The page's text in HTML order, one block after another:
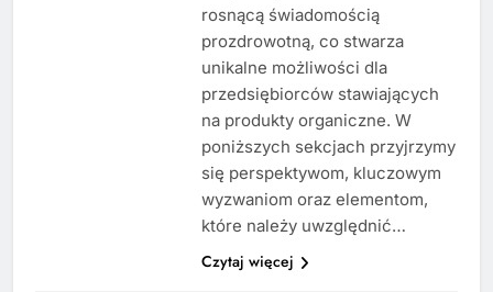
rosnącą świadomością
prozdrowotną, co stwarza
unikalne możliwości dla
przedsiębiorców stawiających
na produkty organiczne. W
poniższych sekcjach przyjrzymy
się perspektywom, kluczowym
wyzwaniom oraz elementom,
które należy uwzględnić…
Czytaj więcej